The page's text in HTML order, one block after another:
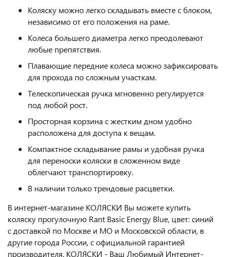
Коляску можно легко складывать вместе с блоком,
независимо от его положения на раме.
Колеса большего диаметра легко преодолевают
любые препятствия.
Плавающие передние колеса можно зафиксировать
для прохода по сложным участкам.
Телескопическая ручка мгновенно регулируется
под любой рост.
Просторная корзина с жестким дном удобно
расположена для доступа к вещам.
Компактное складывание рамы и удобная ручка
для переноски коляски в сложенном виде
облегчают транспортировку.
В наличии только трендовые расцветки.
В интернет-магазине КОЛЯСКИ Вы можете купить
коляску прогулочную Rant Basic Energy Blue, цвет: синий
с доставкой по Москве и МО и Московской области, в
другие города России, с официальной гарантией
производителя. КОЛЯСКИ - Ваш Любимый Интернет-